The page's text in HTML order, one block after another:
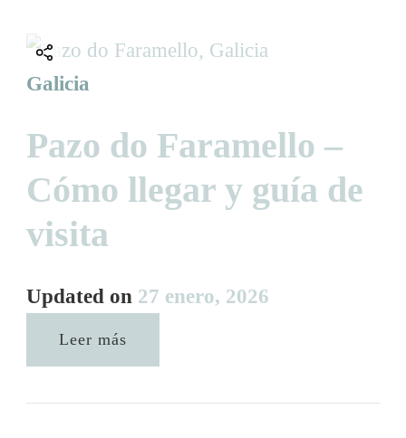
Galicia
Pazo do Faramello –
Cómo llegar y guía de
visita
Updated on 27 enero, 2026
Leer más